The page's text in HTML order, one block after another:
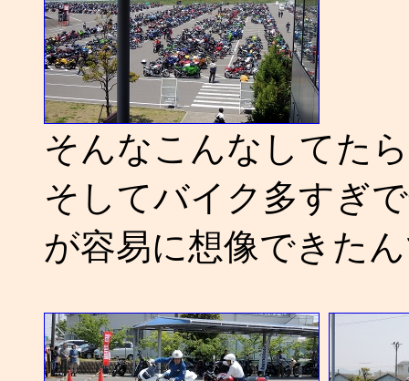
そんなこんなしてた
そしてバイク多すぎ
が容易に想像できた